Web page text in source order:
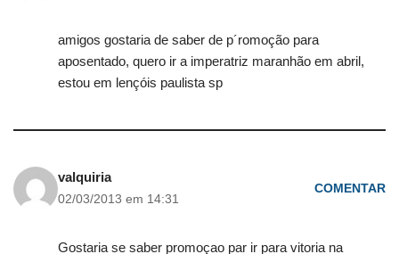
amigos gostaria de saber de p´romoção para
aposentado, quero ir a imperatriz maranhão em abril,
estou em lençóis paulista sp
valquiria
02/03/2013 em 14:31
COMENTAR
Gostaria se saber promoçao par ir para vitoria na